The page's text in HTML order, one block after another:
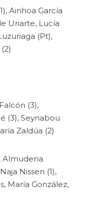
Ainhoa García
Uriarte, Lucía
(Pt),
(3),
(3), Seynabou
Zaldúa (2)
Almudena
Nissen (1),
María González,